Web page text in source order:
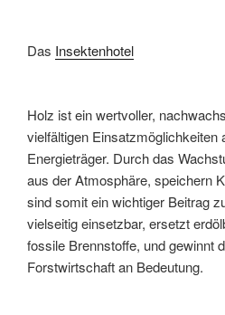
Das Insektenhotel
Holz ist ein wertvoller,
vielfältigen Einsatzmöglichkeiten
Energieträger. Durch das
aus der Atmosphäre, speichern
sind somit ein wichtiger Beitrag
vielseitig einsetzbar, ersetzt
fossile Brennstoffe, und gewinnt
Forstwirtschaft an Bedeutung.